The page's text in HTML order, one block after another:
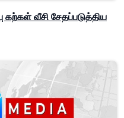
வீசி சேதப்படுத்திய